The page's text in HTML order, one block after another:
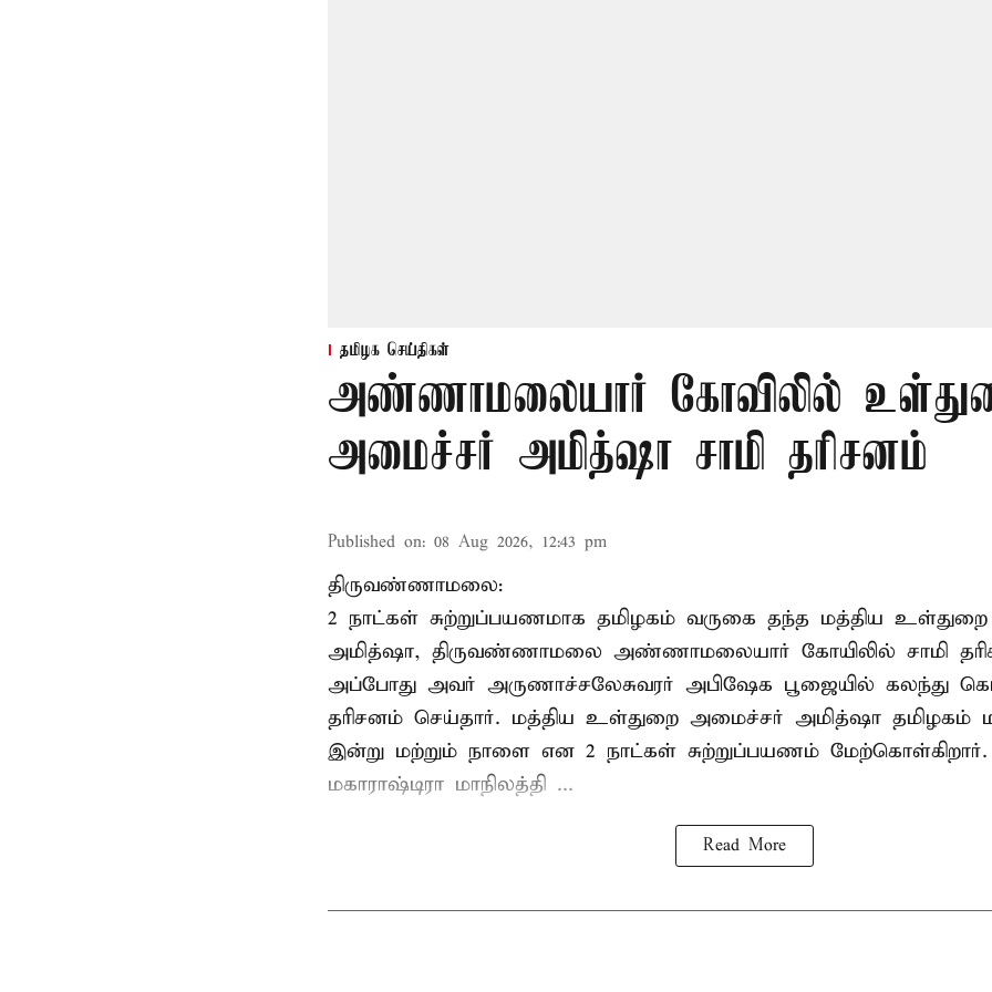
தமிழக செய்திகள்
அண்ணாமலையார் கோவிலில்
அமைச்சர் அமித்ஷா சாமி தரிசனம்
Published on: 08 Aug 2026, 12:43 pm
திருவண்ணாமலை:
2 நாட்கள் சுற்றுப்பயணமாக தமிழகம் வருகை தந்த மத்திய
அமித்ஷா, திருவண்ணாமலை அண்ணாமலையார் கோயிலில் சாமி
அப்போது அவர் அருணாச்சலேசுவரர் அபிஷேக பூஜையில் கலந்து
தரிசனம் செய்தார். மத்திய உள்துறை அமைச்சர் அமித்ஷா தமிழகம்
இன்று மற்றும் நாளை என 2 நாட்கள் சுற்றுப்பயணம்
மகாராஷ்டிரா மாநிலத்தி ...
Read More